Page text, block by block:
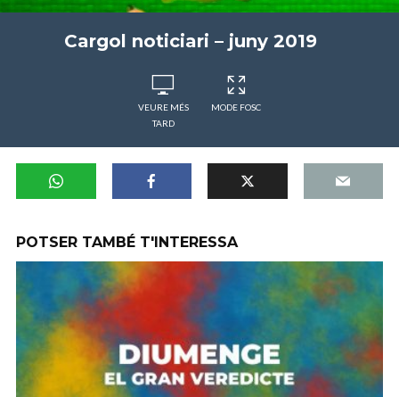
Cargol noticiari – juny 2019
VEURE MÉS
TARD
MODE FOSC
POTSER TAMBÉ T'INTERESSA